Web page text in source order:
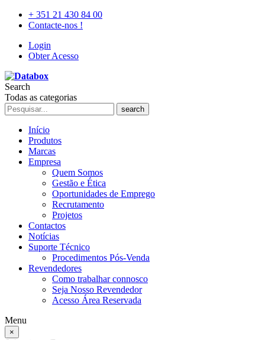
+ 351 21 430 84 00
Contacte-nos !
Login
Obter Acesso
Search
Todas as categorias
search
Início
Produtos
Marcas
Empresa
Quem Somos
Gestão e Ética
Oportunidades de Emprego
Recrutamento
Projetos
Contactos
Notícias
Suporte Técnico
Procedimentos Pós-Venda
Revendedores
Como trabalhar connosco
Seja Nosso Revendedor
Acesso Área Reservada
Menu
×